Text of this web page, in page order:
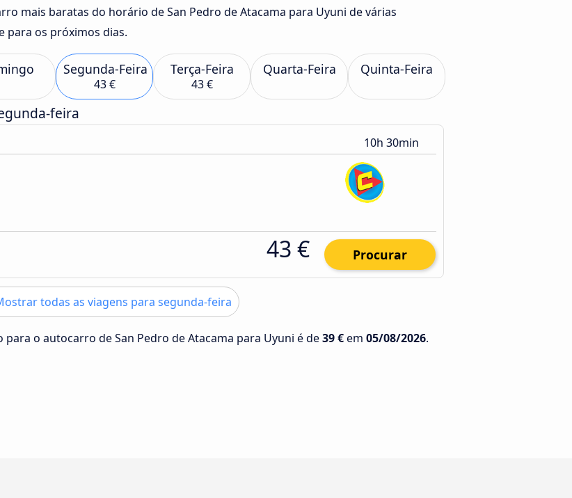
mais baratas do horário de San Pedro de Atacama para Uyuni de várias
para os próximos dias.
Segunda-Feira
43 €
Terça-Feira
43 €
Quarta-Feira Quinta-Feira
feira
10h 30min
43 € Procurar
todas as viagens para segunda-feira
para o autocarro de San Pedro de Atacama para Uyuni é de39 €em 05/08/2026.